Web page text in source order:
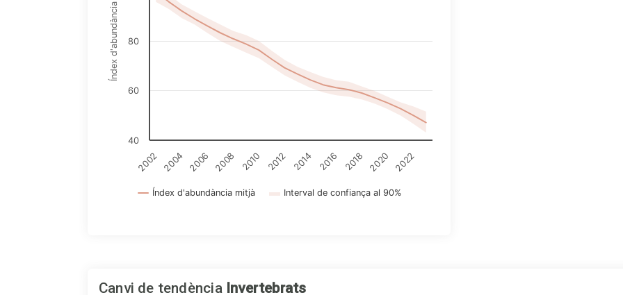
Índex d'abundància
Índex d'abundància mitjà Interval de confiança al 90%
2002 2004 2006 2008 2010 2012 2014 2016 2018 2020 2022
40
60
80
Canvi de tendència Invertebrats